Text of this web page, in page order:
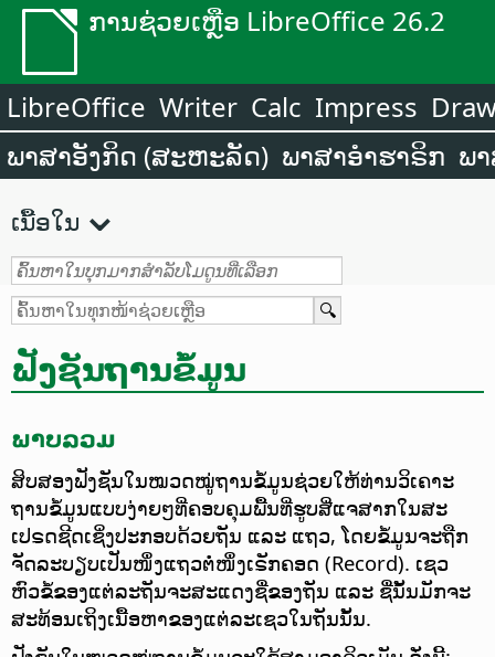
ການຊ່ວຍເຫຼືອ LibreOffice 26.2
LibreOffice Writer Calc Impress
ພາສາອັງກິດ (ສະຫະລັດ) ພາສາອຳຮາຣິກ ພ
ເນື້ອໃນ
ຟັງຊັນຖານຂໍ້ມູນ
ພາບລວມ
ສິບສອງຟັງຊັນໃນໝວດໝູ່ຖານຂໍ້ມູນຊ່ວຍໃຫ້ທ່ານວິເຄາະ
ຖານຂໍ້ມູນແບບງ່າຍໆທີ່ຄອບຄຸມພື້ນທີ່ຮູບສີ່ແຈສາກໃນສະ
ເປຣດຊີດເຊິ່ງປະກອບດ້ວຍຖັນ ແລະ ແຖວ, ໂດຍຂໍ້ມູນຈະຖືກ
ຈັດລະບຽບເປັນໜຶ່ງແຖວຕໍ່ໜຶ່ງເຣັກຄອດ (Record). ເຊວ
ຫົວຂໍ້ຂອງແຕ່ລະຖັນຈະສະແດງຊື່ຂອງຖັນ ແລະ ຊື່ນັ້ນມັກຈະ
ສະທ້ອນເຖິງເນື້ອຫາຂອງແຕ່ລະເຊວໃນຖັນນັ້ນ.